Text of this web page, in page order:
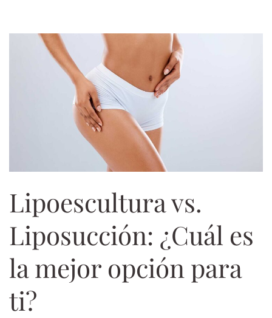
Lipoescultura vs.
Liposucción: ¿Cuál es
la mejor opción para
ti?